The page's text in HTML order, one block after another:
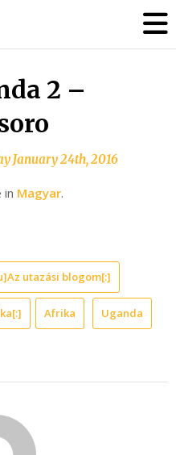
2 –
January 24th, 2016
in Magyar.
utazási blogom[:]
Afrika Uganda